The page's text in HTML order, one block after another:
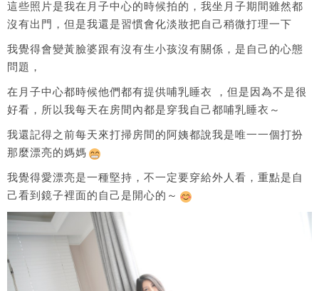
這些照片是我在月子中心的時候拍的，我坐月子期間雖然都
沒有出門，但是我還是習慣會化淡妝把自己稍微打理一下
我覺得會變黃臉婆跟有沒有生小孩沒有關係，是自己的心態
問題，
在月子中心都時候他們都有提供哺乳睡衣 ，但是因為不是很
好看，所以我每天在房間內都是穿我自己都哺乳睡衣～
我還記得之前每天來打掃房間的阿姨都說我是唯一一個打扮
那麼漂亮的媽媽
我覺得愛漂亮是一種堅持，不一定要穿給外人看，重點是自
己看到鏡子裡面的自己是開心的～